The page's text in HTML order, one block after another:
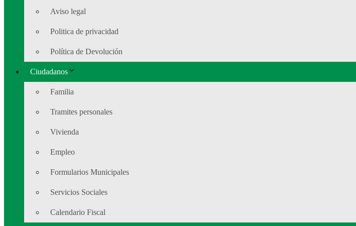
Aviso legal
Politica de privacidad
Política de Devolución
Ciudadanos
Familia
Tramites personales
Vivienda
Empleo
Formularios Municipales
Servicios Sociales
Calendario Fiscal